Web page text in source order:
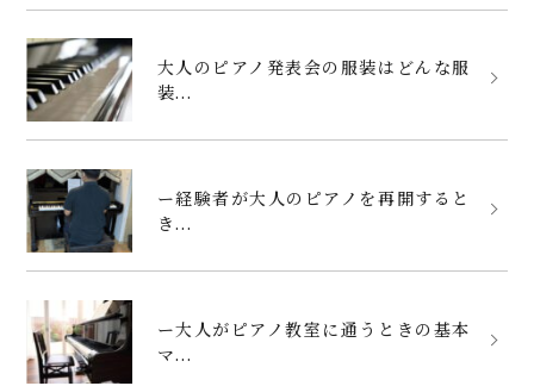
大人のピアノ発表会の服装はどんな服
装...
ー経験者が大人のピアノを再開すると
き...
ー大人がピアノ教室に通うときの基本
マ...